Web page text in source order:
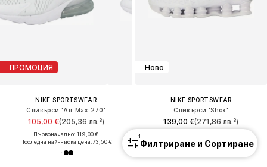
ПРОМОЦИЯ
NIKE SPORTSWEAR
Сникърси 'Air Max 270'
105,00 €(205,36 лв.³)
Първоначално: 119,00 €
Последна най-ниска цена:73,50 €
Ново
NIKE SPORTSWEAR
Сникърси 'Shox'
139,00 €(271,86 лв.³)
1
Филтриране и Сортиране